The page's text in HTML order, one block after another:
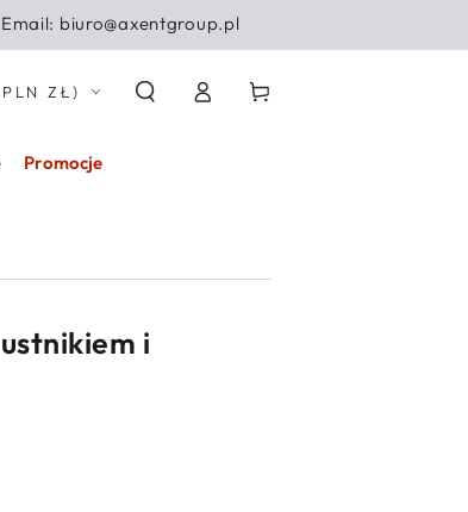
Email: biuro@axentgroup.pl
Promocje
ZŁ) Koszyk
i